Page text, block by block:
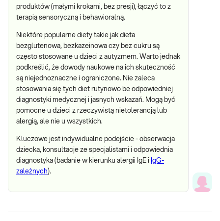
produktów (małymi krokami, bez presji), łączyć to z
terapią sensoryczną i behawioralną.
Niektóre popularne diety takie jak dieta
bezglutenowa, bezkazeinowa czy bez cukru są
często stosowane u dzieci z autyzmem. Warto jednak
podkreślić, że dowody naukowe na ich skuteczność
są niejednoznaczne i ograniczone. Nie zaleca
stosowania się tych diet rutynowo be odpowiedniej
diagnostyki medycznej i jasnych wskazań. Mogą być
pomocne u dzieci z rzeczywistą nietolerancją lub
alergią, ale nie u wszystkich.
Kluczowe jest indywidualne podejście - obserwacja
dziecka, konsultacje ze specjalistami i odpowiednia
diagnostyka (badanie w kierunku alergii IgE i IgG-
zależnych).